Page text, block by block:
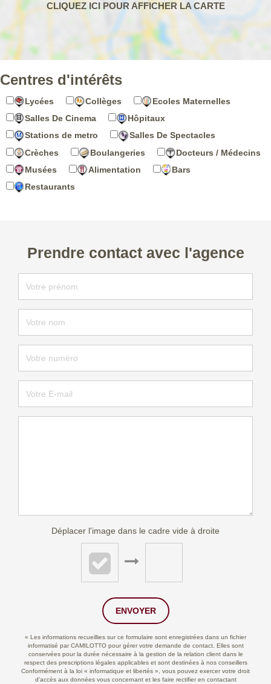
Centres d'intérêts
Lycées Collèges
Ecoles Maternelles
Salles De Cinema
Hôpitaux
Stations de metro
Salles De Spectacles
Crèches
Boulangeries
Docteurs / Médecins
Musées
Alimentation
Bars
Restaurants
Prendre contact avec l'agence
Déplacer l'image dans le cadre vide à droite
ENVOYER
« Les informations recueillies sur ce formulaire sont enregistrées dans un fichier
informatisé par CAMILOTTO pour gérer votre demande de contact. Elles sont
conservées pour la durée nécessaire à la gestion de la relation client dans le
respect des prescriptions légales applicables et sont destinées à nos conseillers
Conformément à la loi « informatique et libertés », vous pouvez exercer votre droit
d'accès aux données vous concernant et les faire rectifier en contactant